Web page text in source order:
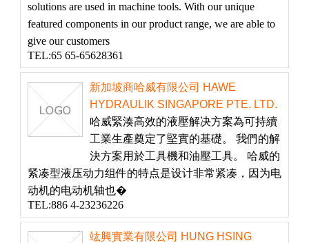
solutions are used in machine tools. With our unique
featured components in our product range, we are able to
give our customers
TEL:65 65-65628361
新加坡商哈威有限公司 HAWE
HYDRAULIK SINGAPORE PTE. LTD.
哈威緊湊高效的液壓解决方案為可持續
工業生產奠定了堅實的基礎。 我們的解
決方案用於工具機和油壓工具。 哈威的
紧凑型液压动力组件的特点是设计非常紧凑，因为电
动机的电动机轴也�
TEL:886 4-23236226
竑興實業有限公司 HUNG HSING